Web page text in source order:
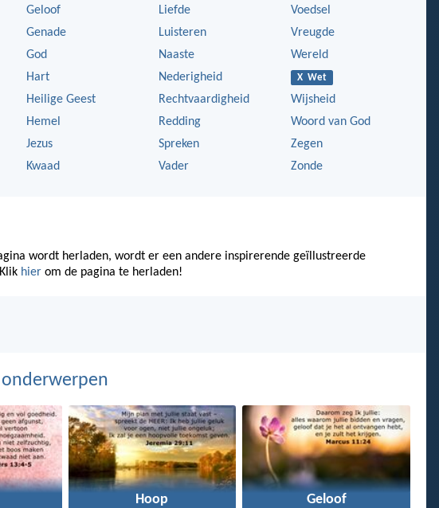
Geloof
Genade
God
Hart
Heilige Geest
Hemel
Jezus
Kwaad
Liefde
Luisteren
Naaste
Nederigheid
Rechtvaardigheid
Redding
Spreken
Vader
Voedsel
Vreugde
Wereld
X Wet
Wijsheid
Woord van God
Zegen
Zonde
wordt herladen, wordt er een andere inspirerende geïllustreerde
hier om de pagina te herladen!
Hoop Geloof